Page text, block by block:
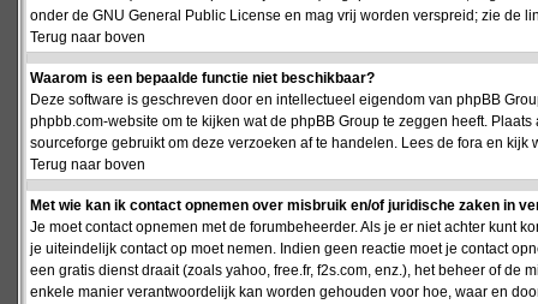
onder de GNU General Public License en mag vrij worden verspreid; zie de
Terug naar boven
Waarom is een bepaalde functie niet beschikbaar?
Deze software is geschreven door en intellectueel eigendom van phpBB
phpbb.com-website om te kijken wat de phpBB Group te zeggen heeft.
sourceforge gebruikt om deze verzoeken af te handelen. Lees de fora en
Terug naar boven
Met wie kan ik contact opnemen over misbruik en/of juridische zaken in
Je moet contact opnemen met de forumbeheerder. Als je er niet achter kunt
je uiteindelijk contact op moet nemen. Indien geen reactie moet je contact
een gratis dienst draait (zoals yahoo, free.fr, f2s.com, enz.), het beheer of
enkele manier verantwoordelijk kan worden gehouden voor hoe, waar en